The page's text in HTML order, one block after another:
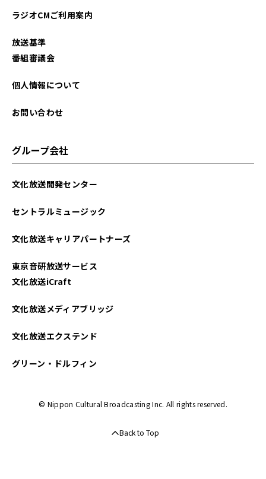
2022年11月
2022年08月
ラジオCMご利用案内
放送基準
番組審議会
個人情報について
お問い合わせ
グループ会社
文化放送開発センター
セントラルミュージック
文化放送キャリアパートナーズ
東京音研放送サービス
文化放送iCraft
文化放送メディアブリッジ
文化放送エクステンド
グリーン・ドルフィン
© Nippon Cultural Broadcasting Inc. All rights reserved.
Back to Top